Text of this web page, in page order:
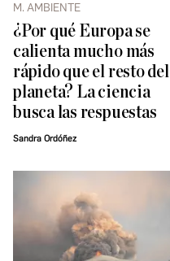
M. AMBIENTE
¿Por qué Europa se
calienta mucho más
rápido que el resto del
planeta? La ciencia
busca las respuestas
Sandra Ordóñez